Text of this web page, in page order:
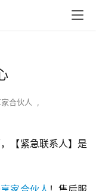
合伙人
【紧急联系人】是